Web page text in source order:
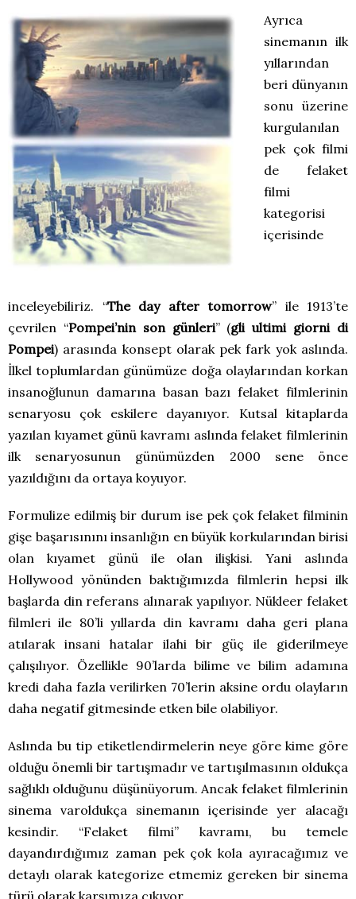
Ayrıca
sinemanın ilk
yıllarından
beri dünyanın
sonu üzerine
kurgulanılan
pek çok filmi
de felaket
filmi
kategorisi
içerisinde
inceleyebiliriz. “The day after tomorrow” ile 1913’te
çevrilen “Pompei’nin son günleri” (gli ultimi giorni di
Pompei) arasında konsept olarak pek fark yok aslında.
İlkel toplumlardan günümüze doğa olaylarından korkan
insanoğlunun damarına basan bazı felaket filmlerinin
senaryosu çok eskilere dayanıyor. Kutsal kitaplarda
yazılan kıyamet günü kavramı aslında felaket filmlerinin
ilk senaryosunun günümüzden 2000 sene önce
yazıldığını da ortaya koyuyor.
Formulize edilmiş bir durum ise pek çok felaket filminin
gişe başarısınını insanlığın en büyük korkularından birisi
olan kıyamet günü ile olan ilişkisi. Yani aslında
Hollywood yönünden baktığımızda filmlerin hepsi ilk
başlarda din referans alınarak yapılıyor. Nükleer felaket
filmleri ile 80’li yıllarda din kavramı daha geri plana
atılarak insani hatalar ilahi bir güç ile giderilmeye
çalışılıyor. Özellikle 90’larda bilime ve bilim adamına
kredi daha fazla verilirken 70’lerin aksine ordu olayların
daha negatif gitmesinde etken bile olabiliyor.
Aslında bu tip etiketlendirmelerin neye göre kime göre
olduğu önemli bir tartışmadır ve tartışılmasının oldukça
sağlıklı olduğunu düşünüyorum. Ancak felaket filmlerinin
sinema varoldukça sinemanın içerisinde yer alacağı
kesindir. “Felaket filmi” kavramı, bu temele
dayandırdığımız zaman pek çok kola ayıracağımız ve
detaylı olarak kategorize etmemiz gereken bir sinema
türü olarak karşımıza çıkıyor.